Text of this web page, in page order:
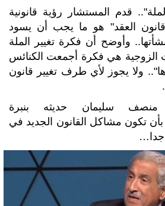
قدم المستشار رؤية قانونية
العقد" هو ما يجب أن يسود
نشأتها.. وأوضح أن فكرة تغيير الملة
الزوجية هي فكرة أجمعت الكنائس
ولا يجوز لأي طرف تغيير قانون
منصف سليمان حديثه بنبرة
بأن تكون مشاكل القانون الجديد في
جدا…